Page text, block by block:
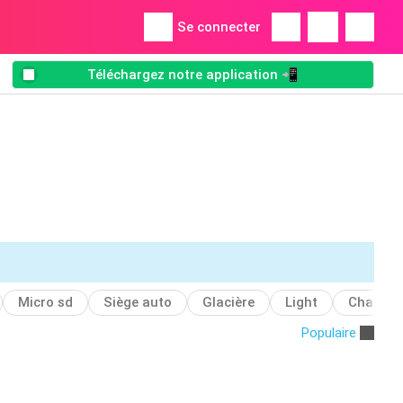
Se connecter
Téléchargez notre application 📲
Micro sd Siège auto Glacière Light
Chassis
Populaire